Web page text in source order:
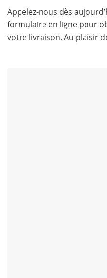
Appelez-nous dès
formulaire en ligne pour
votre livraison. Au plaisir